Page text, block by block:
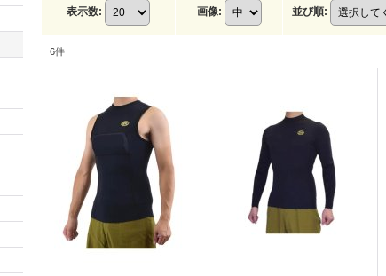
表示数: 画像: 並び順:
6件